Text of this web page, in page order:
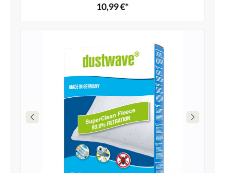
10,99 €*